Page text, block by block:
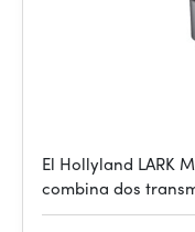
El Hollyland LARK
combina dos